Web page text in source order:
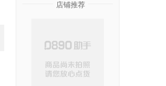
店铺推荐